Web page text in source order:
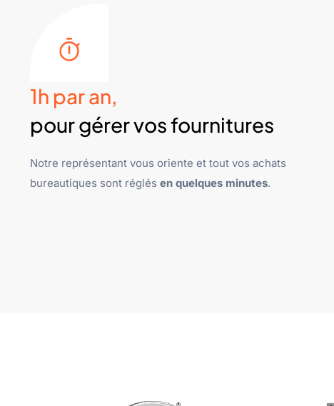
1h par an,
pour gérer vos fournitures
Notre représentant vous oriente et tout vos achats
bureautiques sont réglés en quelques minutes.